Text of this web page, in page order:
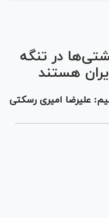
در تنگه
هستند
علیرضا امیری رسکتی